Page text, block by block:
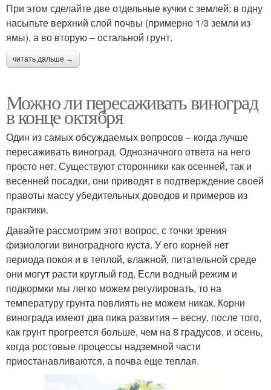
При этом сделайте две отдельные кучки с землей: в одну
насыпьте верхний слой почвы (примерно 1/3 земли из
ямы), а во вторую – остальной грунт.
читать дальше →
Можно ли пересаживать виноград
в конце октября
Один из самых обсуждаемых вопросов – когда лучше
пересаживать виноград. Однозначного ответа на него
просто нет. Существуют сторонники как осенней, так и
весенней посадки, они приводят в подтверждение своей
правоты массу убедительных доводов и примеров из
практики.
Давайте рассмотрим этот вопрос, с точки зрения
физиологии виноградного куста. У его корней нет
периода покоя и в теплой, влажной, питательной среде
они могут расти круглый год. Если водный режим и
подкормки мы легко можем регулировать, то на
температуру грунта повлиять не можем никак. Корни
винограда имеют два пика развития – весну, после того,
как грунт прогреется больше, чем на 8 градусов, и осень,
когда ростовые процессы надземной части
приостанавливаются, а почва еще теплая.